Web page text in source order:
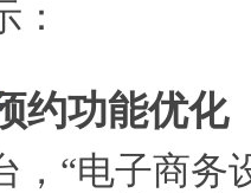
：
约功能优化
，“电子商务